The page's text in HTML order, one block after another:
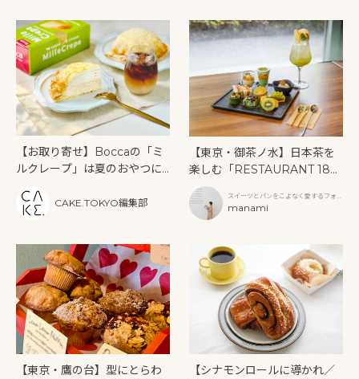
【お取り寄せ】Boccaの「ミ
ルクレープ」は夏のおやつに
CAKE.TOKYO編集部
【東京・御茶ノ水】日本茶を
楽しむ「RESTAURANT 189
9 OCHANOMIZU」の抹茶ア
フタヌーンティーと新作クリ
ームソーダ
スイーツとパンをこよなく愛するフォト
グラファー
manami
【東京・鷹の台】型にとらわ
【シナモンロールに導かれ／